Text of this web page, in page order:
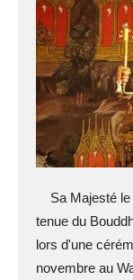
Sa Majesté le
tenue du
lors d'une
novembre au